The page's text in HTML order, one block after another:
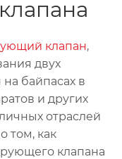
клапан,
двух
на байпасах в
и других
отраслей
том, как
клапана